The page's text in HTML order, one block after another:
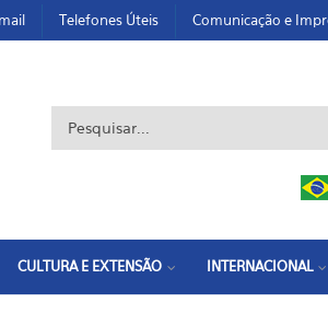
Telefones Úteis Comunicação e
Formulário de
CULTURA E EXTENSÃO INTERNACIONAL